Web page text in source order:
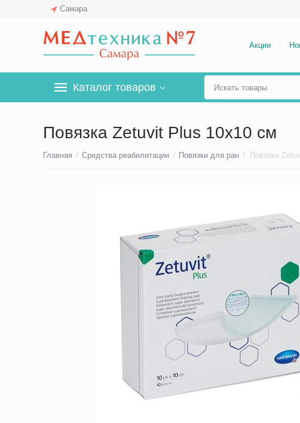
Самара
Акции
Каталог товаров
Повязка Zetuvit Plus 10x10 см
Главная / Средства реабилитации / Повязки для ран / Повязка